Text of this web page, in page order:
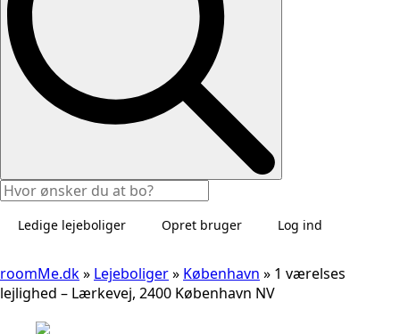
Ledige lejeboliger Opret bruger Log ind
roomMe.dk» Lejeboliger» København » 1 værelses
lejlighed – Lærkevej, 2400 København NV